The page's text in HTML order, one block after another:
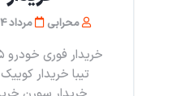
محرابی مرداد 14, 1405